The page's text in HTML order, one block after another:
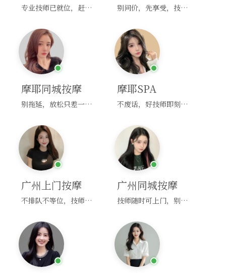
专业技师已就位，赶紧下单！ 别问价，先享受，技师马上到！
摩耶同城按摩
别拖延，放松只差一次点击！
摩耶SPA
不废话，好技师即刻上门，约！
广州上门按摩
不排队不等位，技师直奔你家！
广州同城按摩
技师随时可上门，别啰嗦，赶紧约！